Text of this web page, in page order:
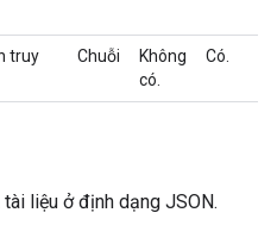
truy
Chuỗi
Không
có.
Có.
liệu ở định dạng JSON.